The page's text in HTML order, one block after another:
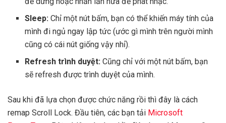
Sleep:Chỉ một nút bấm, bạn có thể khiến máy tính của
mình đi ngủ ngay lập tức (ước gì mình trên người mình
cũng có cái nút giống vậy nhỉ).
Refresh trình duyệt:Cũng chỉ với một nút bấm, bạn
sẽ refresh được trình duyệt của mình.
Sau khi đã lựa chọn được chức năng rồi thì đây là cách
remap Scroll Lock. Đầu tiên, các bạn tải Microsoft